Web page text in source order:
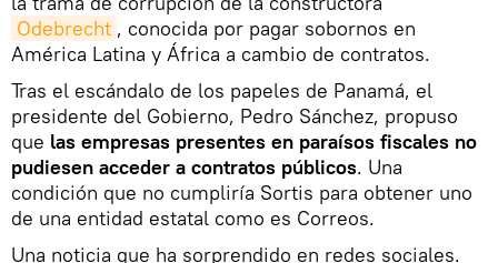
Odebrecht , conocida por pagar sobornos en
América Latina y África a cambio de contratos.
Tras el escándalo de los papeles de Panamá, el
presidente del Gobierno, Pedro Sánchez, propuso
que las empresas presentes en paraísos fiscales no
pudiesen acceder a contratos públicos. Una
condición que no cumpliría Sortis para obtener uno
de una entidad estatal como es Correos.
Una noticia que ha sorprendido en redes sociales.